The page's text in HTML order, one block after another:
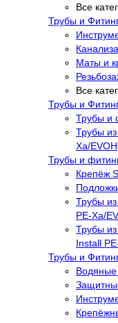
Все
Трубы и
Маты и
Все
Трубы и
Трубы и
Трубы
Xa/EVOH
Трубы и
Крепёж
Трубы
PE-Xa/
Трубы
Install
Трубы и